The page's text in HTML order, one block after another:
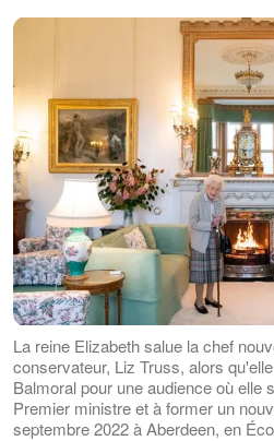
La reine Elizabeth salue la chef
conservateur, Liz Truss, alors
Balmoral pour une audience où elle
Premier ministre et à former un
septembre 2022 à Aberdeen, en